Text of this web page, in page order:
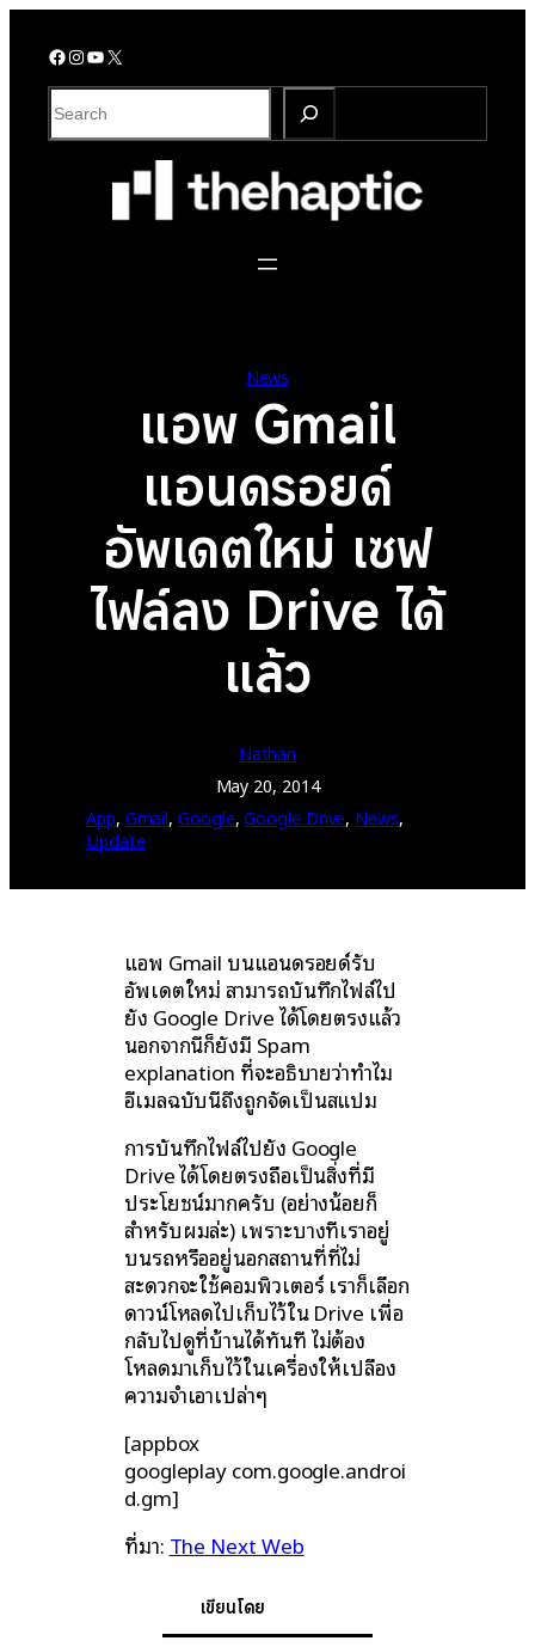
Facebook InstagramYouTube X
S
e
News
แอพ Gmail
แอนดรอยด์
อัพเดตใหม่ เซฟ
ไฟล์ลง Drive ได้
แล้ว
Nathan
May 20, 2014
App, Gmail, Google, Google Drive, News
Update
แอพ Gmail บนแอนดรอยด์รับ
อัพเดตใหม่ สามารถบันทึกไฟล์ไป
ยัง Google Drive ได้โดยตรงแล้ว
นอกจากนี้ก็ยังมี Spam
explanation ที่จะอธิบายว่าทำไม
อีเมลฉบับนี้ถึงถูกจัดเป็นสแปม
การบันทึกไฟล์ไปยัง Google
Drive ได้โดยตรงถือเป็นสิ่งที่มี
ประโยชน์มากครับ (อย่างน้อยก็
สำหรับผมล่ะ) เพราะบางทีเราอยู่
บนรถหรืออยู่นอกสถานที่ที่ไม่
สะดวกจะใช้คอมพิวเตอร์ เราก็เลือก
ดาวน์โหลดไปเก็บไว้ใน Drive เพื่อ
กลับไปดูที่บ้านได้ทันที ไม่ต้อง
โหลดมาเก็บไว้ในเครื่องให้เปลือง
ความจำเอาเปล่าๆ
[appbox
googleplay com.google.androi
d.gm]
ที่มา: The Next Web
เขียนโดย